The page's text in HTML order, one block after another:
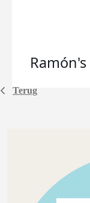
Terug
Ramón's